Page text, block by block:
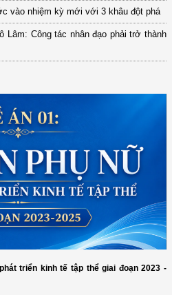
vào nhiệm kỳ mới với 3 khâu đột phá
Công tác nhân đạo phải trở thành
triển kinh tế tập thể giai đoạn 2023 -